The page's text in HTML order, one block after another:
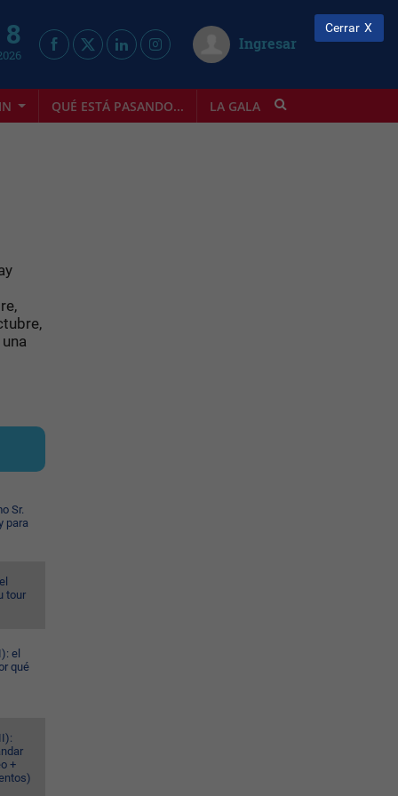
Ingresar
QUÉ ESTÁ PASANDO... LA GALA INFOSTYLE
Sr.
para
tour
el
qué
+
Cerrar